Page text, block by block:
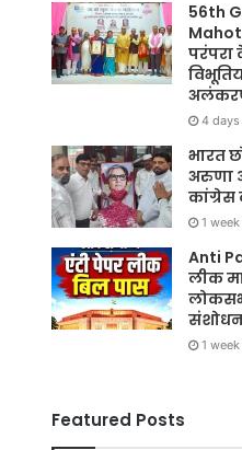
56th
परंपरा
4 days
भारत
अरुणा
1
Anti
लीक
1
Featured Posts